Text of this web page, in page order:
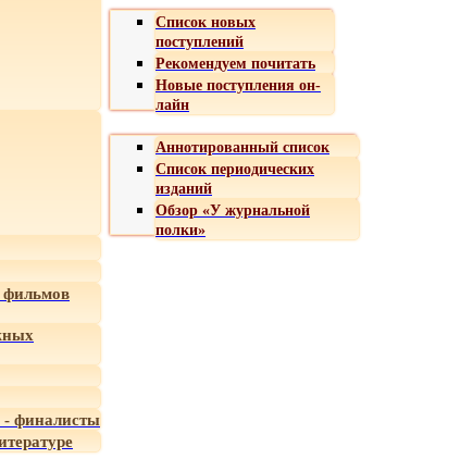
Список новых
поступлений
Рекомендуем почитать
Новые поступления он-
лайн
Аннотированный список
Список периодических
изданий
Обзор «У журнальной
полки»
- финалисты